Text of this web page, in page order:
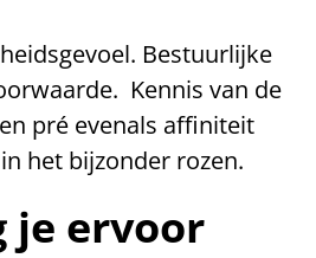
Bestuurlijke
Kennis van de
pré evenals affiniteit
het bijzonder rozen.
je ervoor